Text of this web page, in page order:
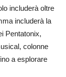
includerà oltre
includerà la
Pentatonix,
colonne
a esplorare